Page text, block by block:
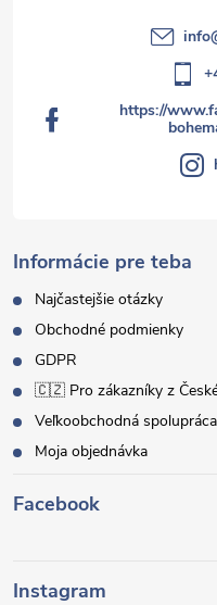
Informácie pre teba
Najčastejšie otázky
Obchodné podmienky
GDPR
🇨🇿 Pro zákazníky z
Veľkoobchodná spolupráca
Moja objednávka
info
https://
Facebook
Instagram